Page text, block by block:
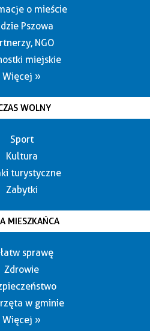
o mieście
Pszowa
NGO
miejskie
Więcej »
WOLNY
Sport
Kultura
turystyczne
Zabytki
MIESZKAŃCA
sprawę
Zdrowie
w gminie
Więcej »